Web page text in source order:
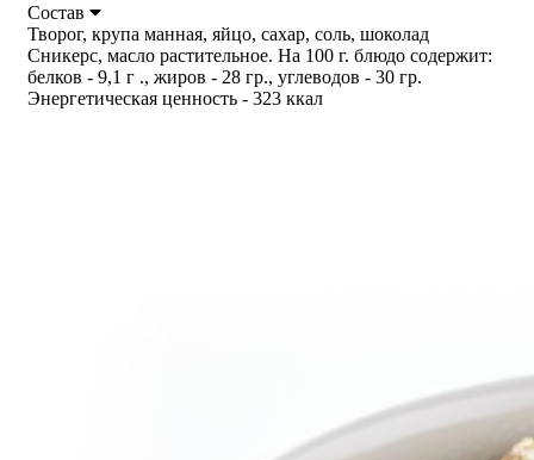
Состав
Творог, крупа манная, яйцо, сахар, соль, шоколад
Сникерс, масло растительное. На 100 г. блюдо содержит:
белков - 9,1 г ., жиров - 28 гр., углеводов - 30 гр.
Энергетическая ценность - 323 ккал